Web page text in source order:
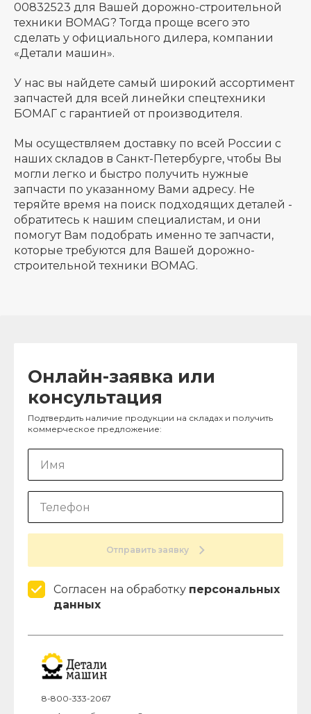
00832523 для Вашей дорожно-строительной
техники BOMAG? Тогда проще всего это
сделать у официального дилера, компании
«Детали машин».
У нас вы найдете самый широкий ассортимент
запчастей для всей линейки спецтехники
БОМАГ с гарантией от производителя.
Мы осуществляем доставку по всей России с
наших складов в Санкт-Петербурге, чтобы Вы
могли легко и быстро получить нужные
запчасти по указанному Вами адресу. Не
теряйте время на поиск подходящих деталей -
обратитесь к нашим специалистам, и они
помогут Вам подобрать именно те запчасти,
которые требуются для Вашей дорожно-
строительной техники BOMAG.
Онлайн-заявка или
консультация
Подтвердить наличие продукции на складах и получить
коммерческое предложение:
Отправить заявку
Согласен на обработку персональных
данных
8-800-333-2067